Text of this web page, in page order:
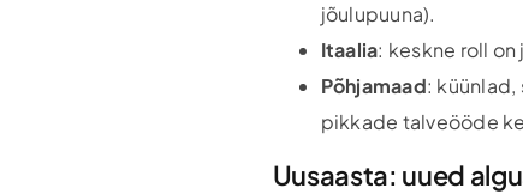
jõulupuuna).
Itaalia: keskne roll
Põhjamaad:
pikkade talveööde
Uusaasta: uued